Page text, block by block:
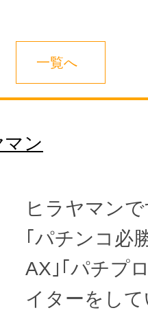
一覧へ
ン
ヒラヤマン
｢パチンコ必
AX｣｢パチプ
イターをし